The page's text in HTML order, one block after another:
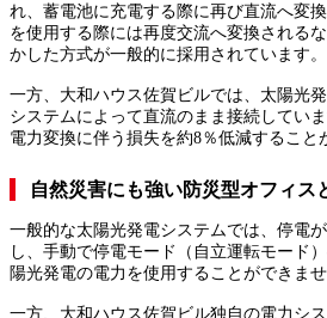
れ、蓄電池に充電する際に再び直流へ変
を使用する際には再度交流へ変換される
かした方式が一般的に採用されています。
一方、大和ハウス佐賀ビルでは、太陽光
システムによって直流のまま接続してい
電力変換に伴う損失を約8％低減すること
自然災害にも強い防災型オフィス
一般的な太陽光発電システムでは、停電
し、手動で停電モード（自立運転モード
陽光発電の電力を使用することができませ
一方、大和ハウス佐賀ビル独自の電力シ